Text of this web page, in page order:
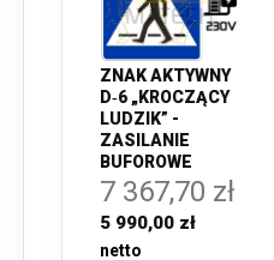
ZNAK AKTYWNY
D‑6 „KROCZĄCY
LUDZIK” -
ZASILANIE
BUFOROWE
7 367,70 zł
5 990,00 zł